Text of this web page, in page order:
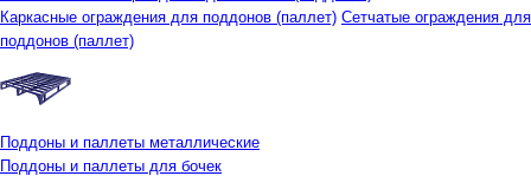
Каркасные ограждения для поддонов (паллет) Сетчатые ограждения для
поддонов (паллет)
Поддоны и паллеты металлические
Поддоны и паллеты для бочек